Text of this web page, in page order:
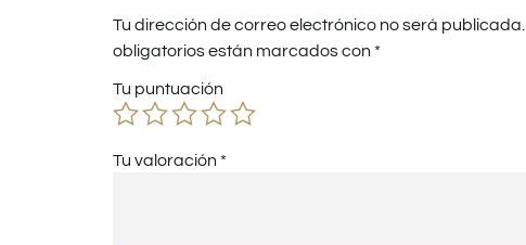
Tu dirección de correo electrónico no será publicada.
obligatorios están marcados con *
Tu puntuación
Tu valoración *